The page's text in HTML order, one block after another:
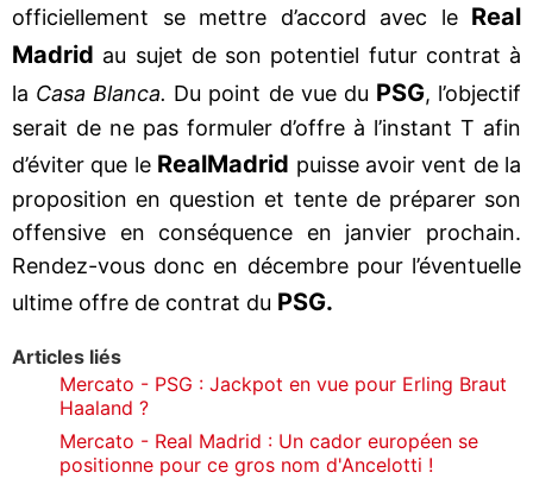
officiellement se mettre d’accord avec le Real
Madrid au sujet de son potentiel futur contrat à
la Casa Blanca. Du point de vue du PSG, l’objectif
serait de ne pas formuler d’offre à l’instant T afin
d’éviter que le RealMadrid puisse avoir vent de la
proposition en question et tente de préparer son
offensive en conséquence en janvier prochain.
Rendez-vous donc en décembre pour l’éventuelle
ultime offre de contrat du PSG.
Articles liés
Mercato - PSG : Jackpot en vue pour Erling Braut
Haaland ?
Mercato - Real Madrid : Un cador européen se
positionne pour ce gros nom d'Ancelotti !